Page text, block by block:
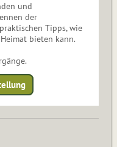
und
der
Tipps, wie
bieten kann.